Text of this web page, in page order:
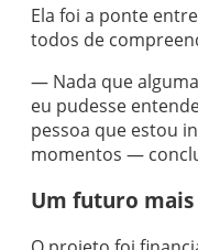
Ela foi a ponte
todos de
— Nada que
eu pudesse
pessoa que estou
momentos —
Um futuro mais